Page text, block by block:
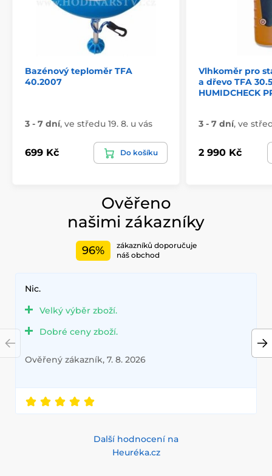
Bazénový teploměr TFA
40.2007
3 - 7 dní, ve středu 19. 8. u vás
699 Kč Do košíku
Vlhkoměr pro
a dřevo TFA
HUMIDCHECK
3 - 7 dní, ve
2 990 Kč
Ověřeno
našimi zákazníky
96%
zákazníků doporučuje
náš obchod
Nic.
Velký výběr zboží.
Dobré ceny zboží.
Ověřený zákazník, 7. 8. 2026
Další hodnocení na
Heuréka.cz